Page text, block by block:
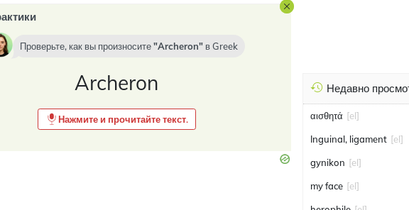
Проверьте, как вы произносите Archeron вGreek
Archeron
Нажмите и прочитайте текст.
Недавно
αισθητά [el]
Inguinal, ligament [el]
gynikon [el]
my face [el]